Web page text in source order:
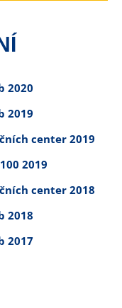
2020
2019
center 2019
2019
center 2018
2018
2017